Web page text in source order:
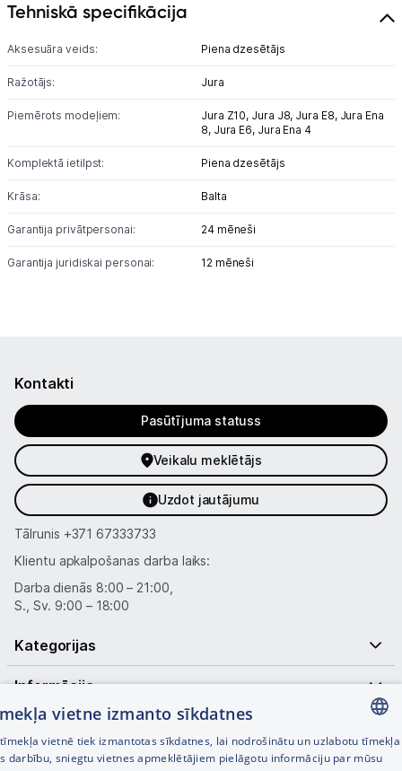
Tehniskā specifikācija
Aksesuāra veids: Piena dzesētājs
Ražotājs: Jura
Piemērots modeļiem: Jura Z10, Jura J8, Jura E8, Jura Ena
8, Jura E6, Jura Ena 4
Komplektā ietilpst: Piena dzesētājs
Krāsa: Balta
Garantija privātpersonai: 24 mēneši
Garantija juridiskai personai: 12 mēneši
Kontakti
Pasūtījuma statuss
Veikalu meklētājs
Uzdot jautājumu
Tālrunis +371 67333733
Klientu apkalpošanas darba laiks:
Darba dienās 8:00 – 21:00,
S., Sv. 9:00 – 18:00
Kategorijas
Informācija
Noderīgas saites
LATVIAN
vietne izmanto sīkdatnes
vietnē tiek izmantotas sīkdatnes, lai nodrošinātu un uzlabotu tīmekļa
darbību, sniegtu vietnes apmeklētājiem pielāgotu informāciju par mūsu